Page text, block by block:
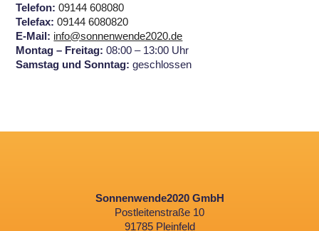
Telefon: 09144 608080
Telefax: 09144 6080820
E-Mail: info@sonnenwende2020.de
Montag – Freitag: 08:00 – 13:00 Uhr
Samstag und Sonntag: geschlossen
Sonnenwende2020 GmbH
Postleitenstraße 10
91785 Pleinfeld